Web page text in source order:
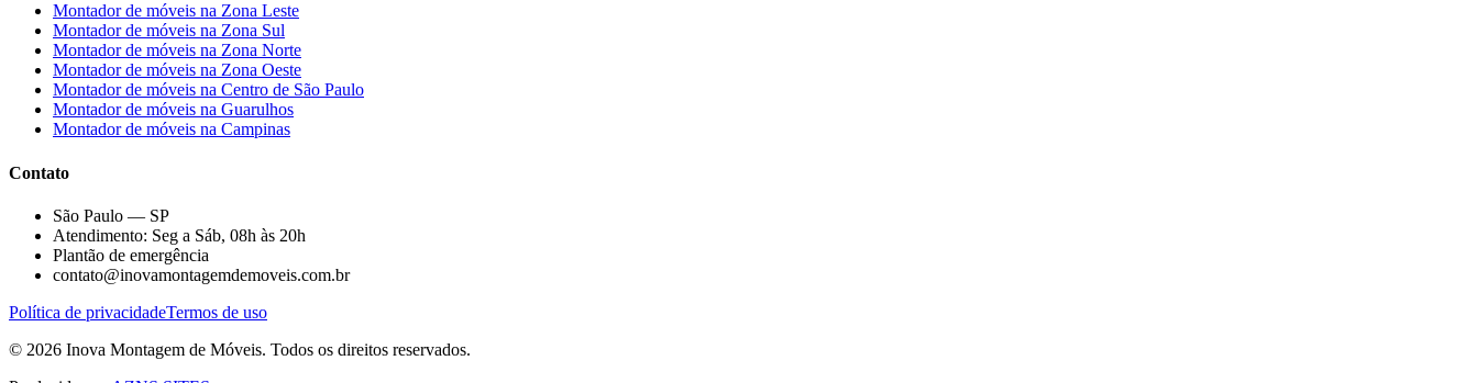
Montador de móveis na Zona Leste
Montador de móveis na Zona Sul
Montador de móveis na Zona Norte
Montador de móveis na Zona Oeste
Montador de móveis na Centro de São Paulo
Montador de móveis na Guarulhos
Montador de móveis na Campinas
Contato
São Paulo — SP
Atendimento: Seg a Sáb, 08h às 20h
Plantão de emergência
contato@inovamontagemdemoveis.com.br
Política de privacidadeTermos de uso
© 2026 Inova Montagem de Móveis. Todos os direitos reservados.